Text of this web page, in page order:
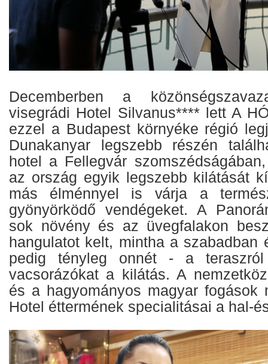
Decemberben a
visegrádi Hotel Silvanus**** lett A
ezzel a Budapest környéke régió
Dunakanyar legszebb részén
hotel a Fellegvár
az ország egyik legszebb kilátását
más élménnyel is várja a
gyönyörködő vendégeket. A
sok növény és az üvegfalakon
hangulatot kelt, mintha a szabadban
pedig tényleg onnét - a
vacsorázókat a kilátás. A
és a hagyományos magyar fogások
Hotel éttermének specialitásai a hal-